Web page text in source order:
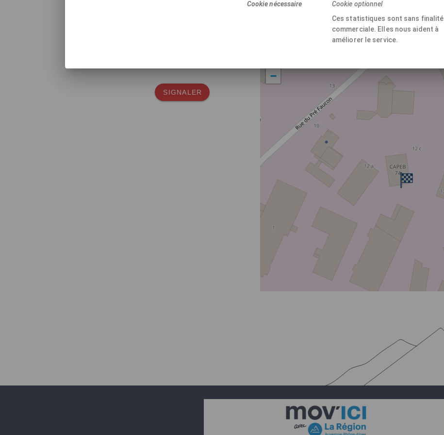
SIGNALER
−
Cookie nécessaire
Cookie optionnel
Ces statistiques sont sans finalité
commerciale. Elles nous aident à
améliorer le service.